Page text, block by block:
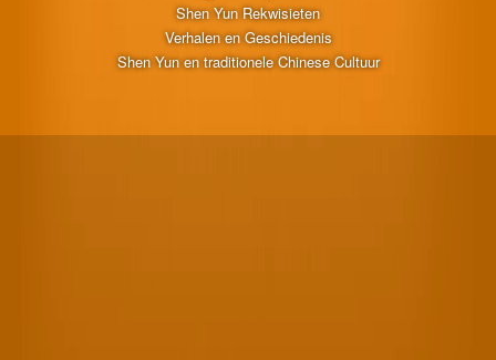
Shen Yun Rekwisieten
Verhalen en Geschiedenis
Shen Yun en traditionele Chinese Cultuur